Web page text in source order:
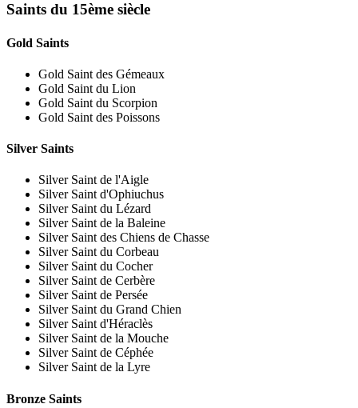
Saints du 15ème siècle
Gold Saints
Gold Saint des Gémeaux
Gold Saint du Lion
Gold Saint du Scorpion
Gold Saint des Poissons
Silver Saints
Silver Saint de l'Aigle
Silver Saint d'Ophiuchus
Silver Saint du Lézard
Silver Saint de la Baleine
Silver Saint des Chiens de Chasse
Silver Saint du Corbeau
Silver Saint du Cocher
Silver Saint de Cerbère
Silver Saint de Persée
Silver Saint du Grand Chien
Silver Saint d'Héraclès
Silver Saint de la Mouche
Silver Saint de Céphée
Silver Saint de la Lyre
Bronze Saints